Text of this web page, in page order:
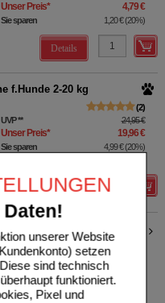
unserer Website
setzen
sind technisch
funktioniert.
Pixel und
Unser Preis* 4,79 €
Sie sparen 1,20 €(20%)
Details
f.Hunde 2-20 kg
2
UVP** 24,95 €
Unser Preis* 19,96 €
Sie sparen 4,99 €(20%)
Details
pro Seite